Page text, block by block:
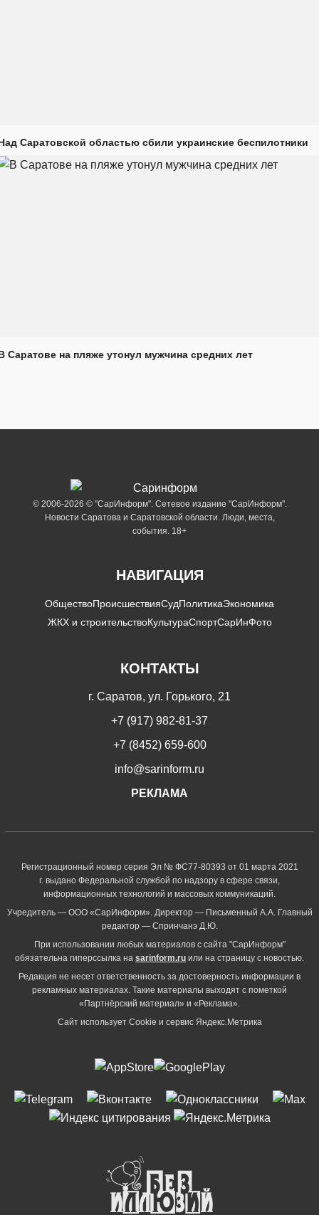
Саратовской областью сбили украинские беспилотники
Саратове на пляже утонул мужчина средних лет
© 2006-2026 © "СарИнформ". Сетевое издание "СарИнформ".
Новости Саратова и Саратовской области. Люди, места,
события. 18+
НАВИГАЦИЯ
ОбществоПроисшествияСудПолитикаЭкономика
ЖКХ и строительствоКультураСпортСарИнФото
КОНТАКТЫ
г. Саратов, ул. Горького, 21
+7 (917) 982-81-37
+7 (8452) 659-600
info@sarinform.ru
РЕКЛАМА
Регистрационный номер серия Эл № ФС77-80393 от 01 марта 2021
г. выдано Федеральной службой по надзору в сфере связи,
информационных технологий и массовых коммуникаций.
Учредитель — ООО «СарИнформ». Директор — Письменный А.А. Главный
редактор — Спринчанэ Д.Ю.
При использовании любых материалов с сайта "СарИнформ"
обязательна гиперссылка на sarinform.ru или на страницу с новостью.
Редакция не несет ответственность за достоверность информации в
рекламных материалах. Такие материалы выходят с пометкой
«Партнёрский материал» и «Реклама».
Сайт использует Cookie и сервиc Яндекс.Метрика